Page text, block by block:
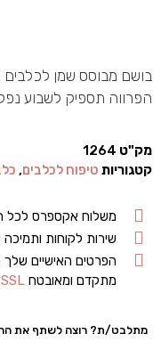
הפרווה תספיק לשבוע
מק"ט 1264
קטגוריות טיפוח לכלבים,
משלוח אקספרס לכל
שירות לקוחות ותמיכה
הפרטים האישיים
מתקדם ומאובטחSSL
מתלבט/ת? רוצה לשתף את